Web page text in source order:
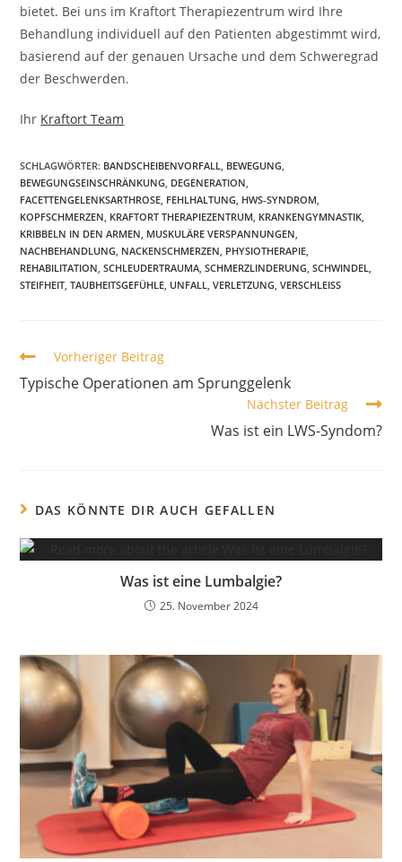
bietet. Bei uns im Kraftort Therapiezentrum wird Ihre
Behandlung individuell auf den Patienten abgestimmt wird,
basierend auf der genauen Ursache und dem Schweregrad
der Beschwerden.
Ihr Kraftort Team
SCHLAGWÖRTER: BANDSCHEIBENVORFALL, BEWEGUNG,
BEWEGUNGSEINSCHRÄNKUNG, DEGENERATION,
FACETTENGELENKSARTHROSE, FEHLHALTUNG, HWS-SYNDROM,
KOPFSCHMERZEN, KRAFTORT THERAPIEZENTRUM, KRANKENGYMNASTIK,
KRIBBELN IN DEN ARMEN, MUSKULÄRE VERSPANNUNGEN,
NACHBEHANDLUNG, NACKENSCHMERZEN, PHYSIOTHERAPIE,
REHABILITATION, SCHLEUDERTRAUMA, SCHMERZLINDERUNG, SCHWINDEL,
STEIFHEIT, TAUBHEITSGEFÜHLE, UNFALL, VERLETZUNG, VERSCHLEISS
Vorheriger Beitrag
Typische Operationen am Sprunggelenk
Nächster Beitrag
Was ist ein LWS-Syndom?
DAS KÖNNTE DIR AUCH GEFALLEN
Was ist eine Lumbalgie?
25. November 2024